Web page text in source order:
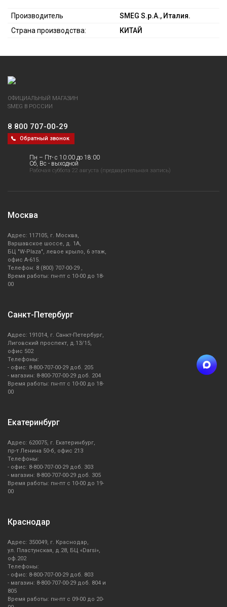
Производитель
SMEG S.p.A., Италия.
Страна производства:
КИТАЙ
ОФИЦИАЛЬНЫЙ МАГАЗИН
SMEG В РОССИИ
8 800 707-00-29
Обратный звонок
Пн – Пт- с 10:00 до 18:00
Сб, Вс - выходной
Рабочая суббота 22 августа (предварительная запись)
Москва
Адрес: 117105, г. Москва,
Варшавское шоссе, д. 1А,
БЦ "W-Plaza", левое крыло, 6 этаж,
офис А-615.
Телефон: 8 (800) 707-00-29 ,
Время работы: пн-пт с 10-00 до 18-
00
Санкт-Петербург
Адрес: 191014, г. Санкт-Петербург,
Лиговский проспект, д.13/15,
офис 502
Телефоны:
- офис: 8-800-707-00-29 доб. 205
- магазин: 8-800-707-00-29 доб. 204
Время работы: пн-пт с 10-00 до 18-
00
Екатеринбург
Адрес: 620075, г. Екатеринбург,
пр-т Ленина 50-б, офис 213
Телефоны:
- офис: 8-800-707-00-29 доб. 303
- магазин: 8-800-707-00-29 доб. 305
Время работы: пн-пт с 10-00 до 19-
00
Краснодар
Адрес: 350049, г. Краснодар,
ул. Пластунская, д.28, БЦ «Darsi»,
оф.202
Телефоны:
- офис: 8-800-707-00-29 доб. 803
- магазин: 8-800-707-00-29 доб. 804 и
805
Время работы: пн-пт с 09-00 до 20-